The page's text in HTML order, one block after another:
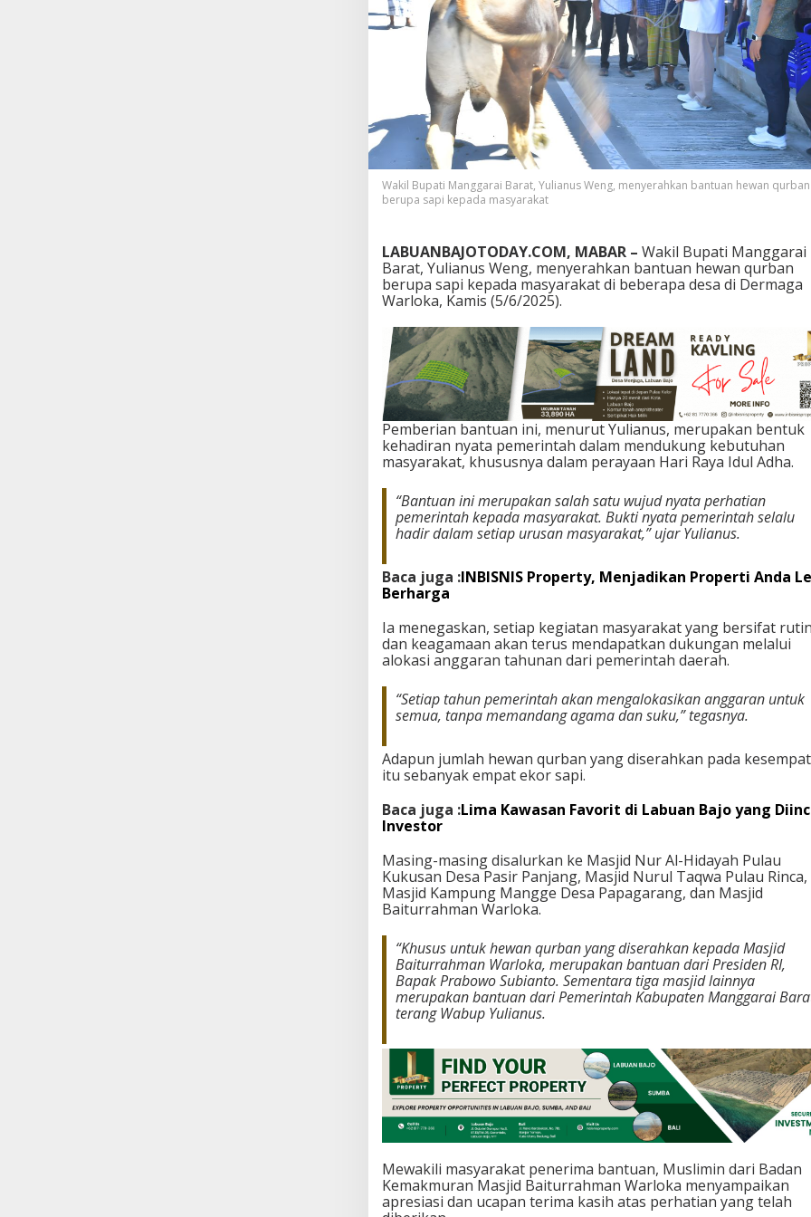
j
o
T
i
m
B
a
t
u
Q
u
r
b
n
,
S
a
t
u
d
a
r
P
r
e
d
Wakil Bupati Manggarai Barat, Yulianus Weng, menyerahkan bantuan hewan qurban
berupa sapi kepada masyarakat
LABUANBAJOTODAY.COM, MABAR – Wakil Bupati Manggarai
Barat, Yulianus Weng, menyerahkan bantuan hewan qurban
berupa sapi kepada masyarakat di beberapa desa di Dermaga
Warloka, Kamis (5/6/2025).
Pemberian bantuan ini, menurut Yulianus, merupakan bentuk
kehadiran nyata pemerintah dalam mendukung kebutuhan
masyarakat, khususnya dalam perayaan Hari Raya Idul Adha.
“Bantuan ini merupakan salah satu wujud nyata perhatian
pemerintah kepada masyarakat. Bukti nyata pemerintah selalu
hadir dalam setiap urusan masyarakat,” ujar Yulianus.
Baca juga :INBISNIS Property, Menjadikan Properti Anda
Berharga
Ia menegaskan, setiap kegiatan masyarakat yang bersifat
dan keagamaan akan terus mendapatkan dukungan melalui
alokasi anggaran tahunan dari pemerintah daerah.
“Setiap tahun pemerintah akan mengalokasikan anggaran untuk
semua, tanpa memandang agama dan suku,” tegasnya.
Adapun jumlah hewan qurban yang diserahkan pada
itu sebanyak empat ekor sapi.
Baca juga :Lima Kawasan Favorit di Labuan Bajo yang
Investor
Masing-masing disalurkan ke Masjid Nur Al-Hidayah Pulau
Kukusan Desa Pasir Panjang, Masjid Nurul Taqwa Pulau Rinca,
Masjid Kampung Mangge Desa Papagarang, dan Masjid
Baiturrahman Warloka.
“Khusus untuk hewan qurban yang diserahkan kepada Masjid
Baiturrahman Warloka, merupakan bantuan dari Presiden RI,
Bapak Prabowo Subianto. Sementara tiga masjid lainnya
merupakan bantuan dari Pemerintah Kabupaten Manggarai
terang Wabup Yulianus.
Mewakili masyarakat penerima bantuan, Muslimin dari Badan
Kemakmuran Masjid Baiturrahman Warloka menyampaikan
apresiasi dan ucapan terima kasih atas perhatian yang telah